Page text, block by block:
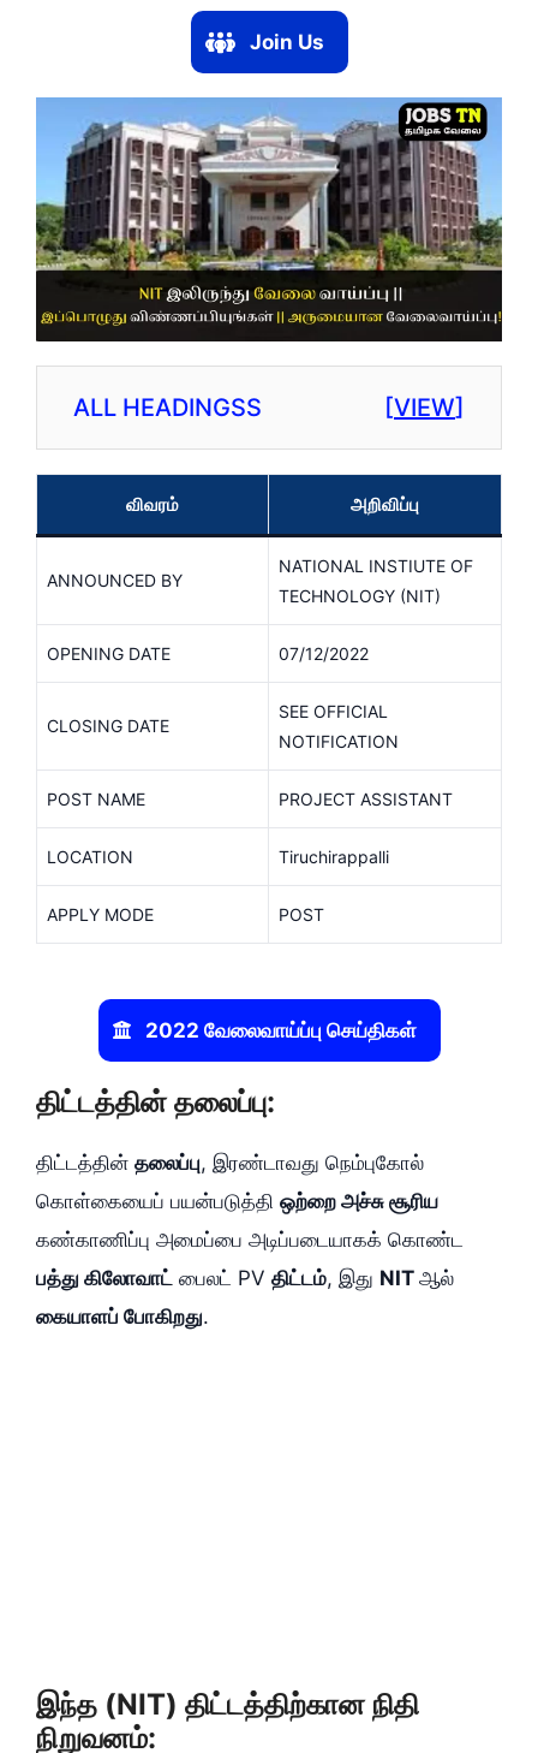
Join Us
ALL HEADINGSS [VIEW]
விவரம் அறிவிப்பு
ANNOUNCED BY
NATIONAL INSTIUTE OF
TECHNOLOGY (NIT)
OPENING DATE 07/12/2022
CLOSING DATE
SEE OFFICIAL
NOTIFICATION
POST NAME PROJECT ASSISTANT
LOCATION Tiruchirappalli
APPLY MODE POST
2022 வேலைவாய்ப்பு செய்திகள்
திட்டத்தின் தலைப்பு:
திட்டத்தின் தலைப்பு, இரண்டாவது நெம்புகோல்
கொள்கையைப் பயன்படுத்தி ஒற்றை அச்சு சூரிய
கண்காணிப்பு அமைப்பை அடிப்படையாகக் கொண்ட
பத்து கிலோவாட் பைலட் PV திட்டம், இது NIT ஆல்
கையாளப் போகிறது.
இந்த (NIT) திட்டத்திற்கான நிதி
நிறுவனம்: